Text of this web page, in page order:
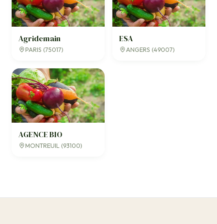
Agridemain
PARIS (75017)
ESA
ANGERS (49007)
AGENCE BIO
MONTREUIL (93100)